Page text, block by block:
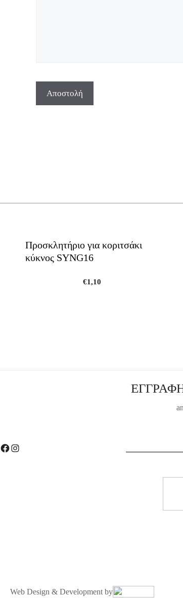
Προσκλητήριο για κοριτσάκι
κύκνος SYNG16
€1,10
Facebook
Instagram
Web Design & Development by